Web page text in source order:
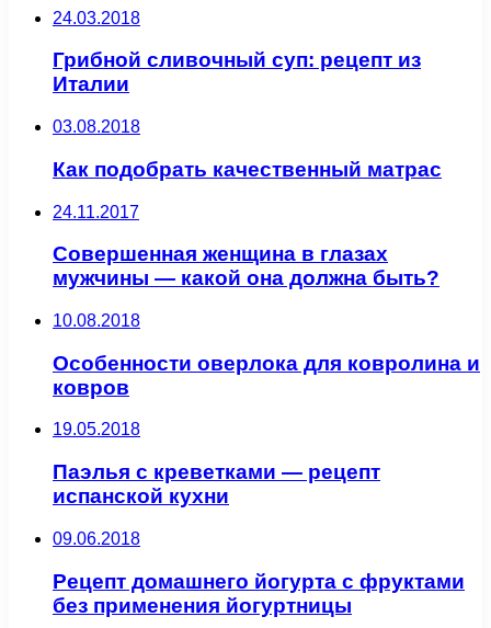
24.03.2018
Грибной сливочный суп: рецепт из
Италии
03.08.2018
Как подобрать качественный матрас
24.11.2017
Совершенная женщина в глазах
мужчины — какой она должна быть?
10.08.2018
Особенности оверлока для ковролина и
ковров
19.05.2018
Паэлья с креветками — рецепт
испанской кухни
09.06.2018
Рецепт домашнего йогурта с фруктами
без применения йогуртницы